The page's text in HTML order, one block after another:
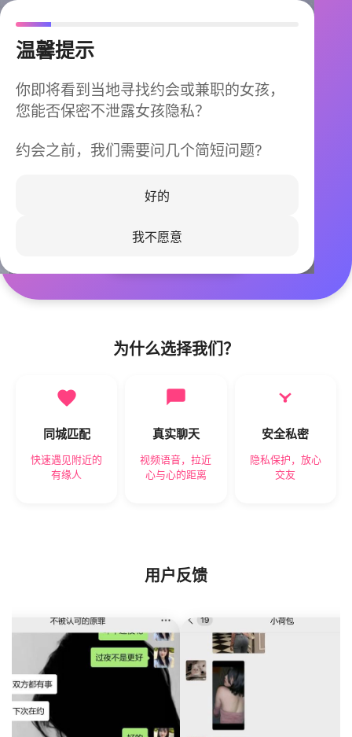
温馨提示
你即将看到当地寻找约会或兼职的女孩，
您能否保密不泄露女孩隐私？
约会之前，我们需要问几个简短问题?
好的
我不愿意
今晚不再孤单
同城快速匹配，马上认识身边的TA
立即下载
为什么选择我们？
同城匹配
快速遇见附近的
有缘人
真实聊天
视频语音，拉近
心与心的距离
安全私密
隐私保护，放心
交友
用户反馈